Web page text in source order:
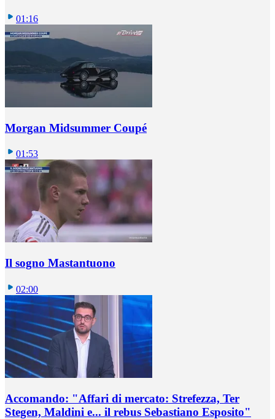
01:16
Morgan Midsummer Coupé
01:53
Il sogno Mastantuono
02:00
Accomando: "Affari di mercato: Strefezza, Ter
Stegen, Maldini e... il rebus Sebastiano Esposito"